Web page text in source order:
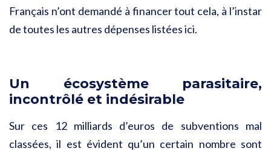
Français n’ont demandé à financer tout cela, à l’instar
de toutes les autres dépenses listées ici.
Un écosystème parasitaire,
incontrôlé et indésirable
Sur ces 12 milliards d’euros de subventions mal
classées, il est évident qu’un certain nombre sont